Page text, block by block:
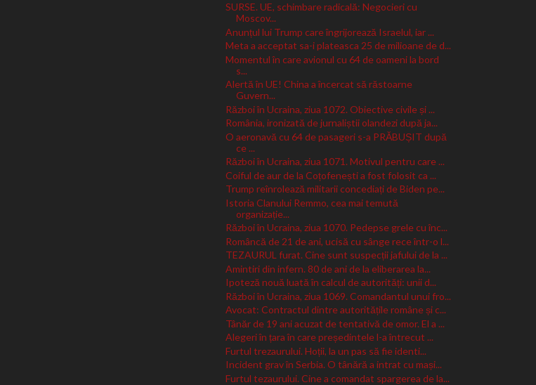
SURSE. UE, schimbare radicală: Negocieri cu
Moscov...
Anunțul lui Trump care îngrijorează Israelul, iar ...
Meta a acceptat sa-i plateasca 25 de milioane de d...
Momentul în care avionul cu 64 de oameni la bord
s...
Alertă în UE! China a încercat să răstoarne
Guvern...
Război în Ucraina, ziua 1072. Obiective civile și ...
România, ironizată de jurnaliștii olandezi după ja...
O aeronavă cu 64 de pasageri s-a PRĂBUȘIT după
ce ...
Război în Ucraina, ziua 1071. Motivul pentru care ...
Coiful de aur de la Coțofenești a fost folosit ca ...
Trump reînrolează militarii concediați de Biden pe...
Istoria Clanului Remmo, cea mai temută
organizație...
Război în Ucraina, ziua 1070. Pedepse grele cu înc...
Româncă de 21 de ani, ucisă cu sânge rece într-o l...
TEZAURUL furat. Cine sunt suspecții jafului de la ...
Amintiri din infern. 80 de ani de la eliberarea la...
Ipoteză nouă luată în calcul de autorități: unii d...
Război în Ucraina, ziua 1069. Comandantul unui fro...
Avocat: Contractul dintre autoritățile române și c...
Tânăr de 19 ani acuzat de tentativă de omor. El a ...
Alegeri în țara în care președintele l-a întrecut ...
Furtul trezaurului. Hoții, la un pas să fie identi...
Incident grav în Serbia. O tânără a intrat cu mași...
Furtul tezaurului. Cine a comandat spargerea de la...